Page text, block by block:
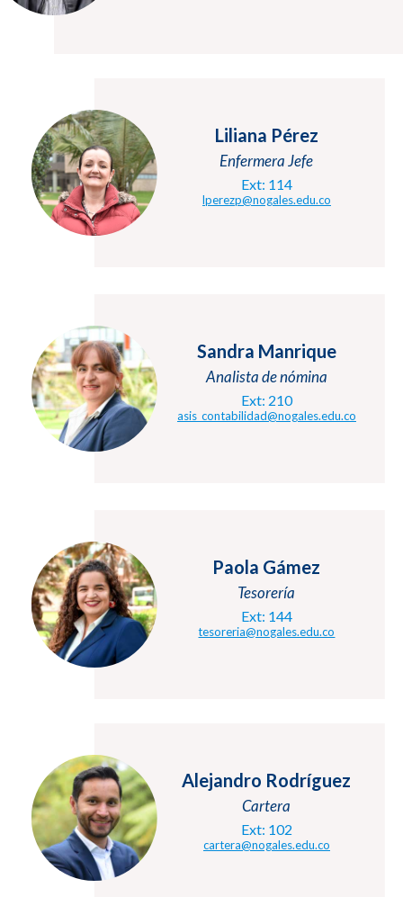
Liliana Pérez
Enfermera Jefe
Ext: 114
lperezp@nogales.edu.co
Sandra Manrique
Analista de nómina
Ext: 210
asis_contabilidad@nogales.edu.co
Paola Gámez
Tesorería
Ext: 144
tesoreria@nogales.edu.co
Alejandro Rodríguez
Cartera
Ext: 102
cartera@nogales.edu.co